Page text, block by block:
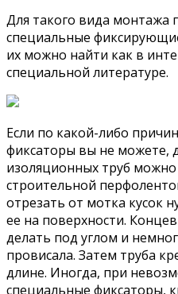
Для такого вида монтажа
специальные
их можно найти как в
специальной литературе.
Если по какой-либо
фиксаторы вы не можете,
изоляционных труб
строительной
отрезать от мотка кусок
ее на поверхности.
делать под углом и
провисала. Затем труба
длине. Иногда, при
специальные фиксаторы,